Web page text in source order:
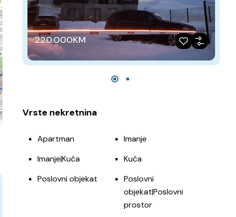
220.000KM
Vrste nekretnina
Apartman
Imanje
Imanje|Kuća
Kuća
Poslovni objekat
Poslovni
objekat|Poslovni
prostor